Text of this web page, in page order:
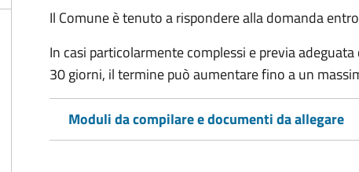
Il Comune è tenuto a rispondere alla domanda
In casi particolarmente complessi e previa
30 giorni, il termine può aumentare fino a un
Moduli da compilare e documenti da allegare